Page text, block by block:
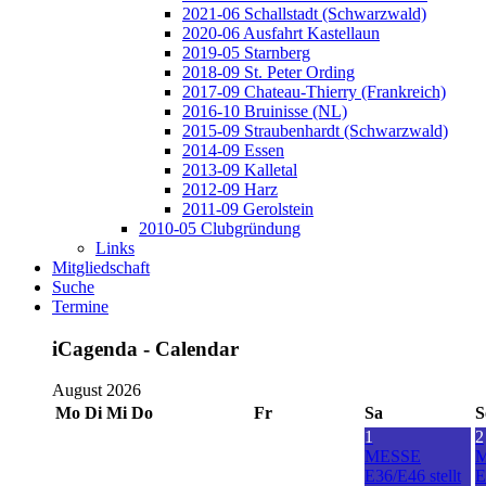
2021-06 Schallstadt (Schwarzwald)
2020-06 Ausfahrt Kastellaun
2019-05 Starnberg
2018-09 St. Peter Ording
2017-09 Chateau-Thierry (Frankreich)
2016-10 Bruinisse (NL)
2015-09 Straubenhardt (Schwarzwald)
2014-09 Essen
2013-09 Kalletal
2012-09 Harz
2011-09 Gerolstein
2010-05 Clubgründung
Links
Mitgliedschaft
Suche
Termine
iCagenda - Calendar
August 2026
Mo Di Mi Do Fr Sa
1
MESSE
E36/E46 stellt
2